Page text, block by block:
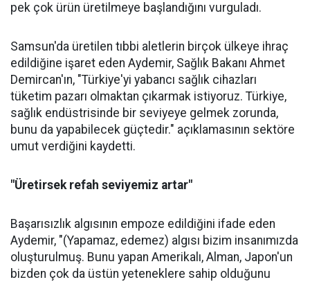
pek çok ürün üretilmeye başlandığını vurguladı.
Samsun'da üretilen tıbbi aletlerin birçok ülkeye ihraç
edildiğine işaret eden Aydemir, Sağlık Bakanı Ahmet
Demircan'ın, "Türkiye'yi yabancı sağlık cihazları
tüketim pazarı olmaktan çıkarmak istiyoruz. Türkiye,
sağlık endüstrisinde bir seviyeye gelmek zorunda,
bunu da yapabilecek güçtedir." açıklamasının sektöre
umut verdiğini kaydetti.
"Üretirsek refah seviyemiz artar"
Başarısızlık algısının empoze edildiğini ifade eden
Aydemir, "(Yapamaz, edemez) algısı bizim insanımızda
oluşturulmuş. Bunu yapan Amerikalı, Alman, Japon'un
bizden çok da üstün yeteneklere sahip olduğunu